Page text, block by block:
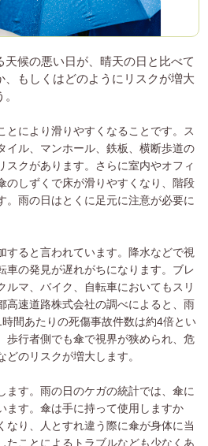
候の悪い日が、晴天の日と比べて
、もしくはどのようにリスクが増大
とにより滑りやすくなることです。ス
イル、マンホール、鉄板、横断歩道の
スクがあります。さらに室内やオフィ
のしずくで床が滑りやすくなり、階段
。雨の日はとくに足元に注意が必要に
すると言われています。降水などで視
車の発見が遅れがちになります。ブレ
ルマ、バイク、自転車においてもスリ
高速道路株式会社の調べによると、雨
間あたりの死傷事故件数は約4倍とい
歩行者側でも傘で視界が狭められ、危
のリスクが増大します。
ます。雨の日のケガの統計では、傘に
ます。傘は手に持って使用しますか
なり、人とすれ違う際に傘が身体に当
たことによるトラブルなども少なくあ